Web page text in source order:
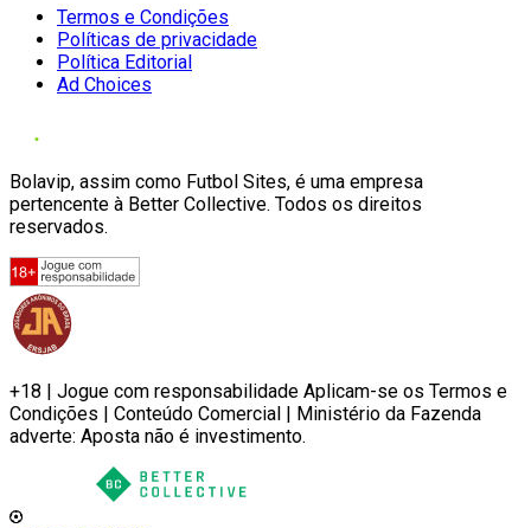
Termos e Condições
Políticas de privacidade
Política Editorial
Ad Choices
Bolavip, assim como Futbol Sites, é uma empresa
pertencente à Better Collective. Todos os direitos
reservados.
+18 | Jogue com responsabilidade Aplicam-se os Termos e
Condições | Conteúdo Comercial | Ministério da Fazenda
adverte: Aposta não é investimento.